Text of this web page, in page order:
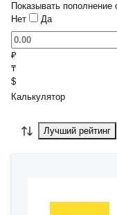
Показывать пополнение
Нет
Да
₽
₸
$
Калькулятор
Лучший рейтинг